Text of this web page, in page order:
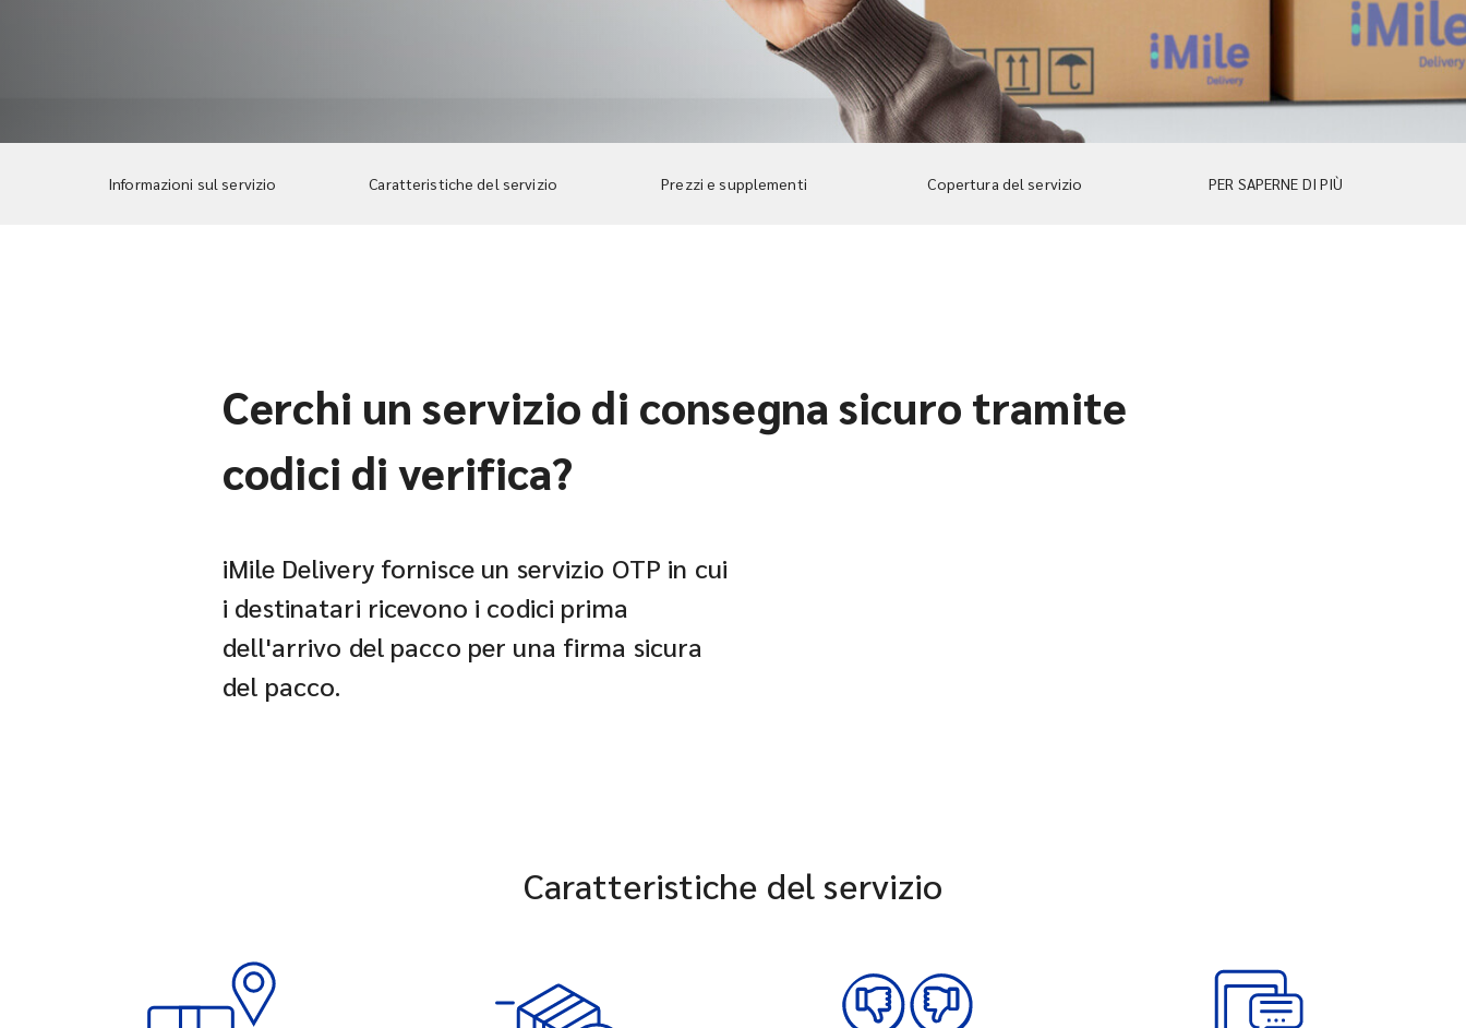
Informazioni sul servizio Caratteristiche del servizio Prezzi e supplementi Copertura del servizio PER SAPERNE DI PIÙ
Cerchi un servizio di consegna sicuro tramite
codici di verifica?
iMile Delivery fornisce un servizio OTP in cui
i destinatari ricevono i codici prima
dell'arrivo del pacco per una firma sicura
del pacco.
Caratteristiche del servizio